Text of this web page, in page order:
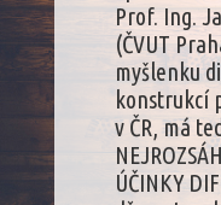
Prof. Ing.
(ČVUT
myšlenku
konstrukcí
v ČR, má
ÚČINKY